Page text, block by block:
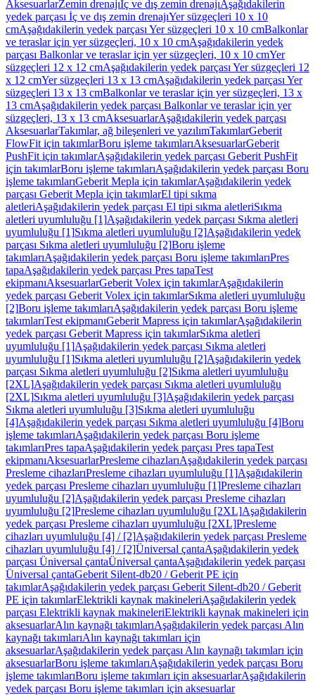
AksesuarlarZemin drenajıİç ve dış zemin drenajıAşağıdakilerin
yedek parçası İç ve dış zemin drenajıYer süzgeçleri 10 x 10
cmAşağıdakilerin yedek parçası Yer süzgeçleri 10 x 10 cmBalkonlar
ve teraslar için yer süzgeçleri, 10 x 10 cmAşağıdakilerin yedek
parçası Balkonlar ve teraslar için yer süzgeçleri, 10 x 10 cmYer
süzgeçleri 12 x 12 cmAşağıdakilerin yedek parçası Yer süzgeçleri 12
x 12 cmYer süzgeçleri 13 x 13 cmAşağıdakilerin yedek parçası Yer
süzgeçleri 13 x 13 cmBalkonlar ve teraslar için yer süzgeçleri, 13 x
13 cmAşağıdakilerin yedek parçası Balkonlar ve teraslar için yer
süzgeçleri, 13 x 13 cmAksesuarlarAşağıdakilerin yedek parçası
AksesuarlarTakımlar, ağ bileşenleri ve yazılımTakımlarGeberit
FlowFit için takımlarBoru işleme takımlarıAksesuarlarGeberit
PushFit için takımlarAşağıdakilerin yedek parçası Geberit PushFit
için takımlarBoru işleme takımlarıAşağıdakilerin yedek parçası Boru
işleme takımlarıGeberit Mepla için takımlarAşağıdakilerin yedek
parçası Geberit Mepla için takımlarEl tipi sıkma
aletleriAşağıdakilerin yedek parçası El tipi sıkma aletleriSıkma
aletleri uyumluluğu [1]Aşağıdakilerin yedek parçası Sıkma aletleri
uyumluluğu [1]Sıkma aletleri uyumluluğu [2]Aşağıdakilerin yedek
parçası Sıkma aletleri uyumluluğu [2]Boru işleme
takımlarıAşağıdakilerin yedek parçası Boru işleme takımlarıPres
tapaAşağıdakilerin yedek parçası Pres tapaTest
ekipmanıAksesuarlarGeberit Volex için takımlarAşağıdakilerin
yedek parçası Geberit Volex için takımlarSıkma aletleri uyumluluğu
[2]Boru işleme takımlarıAşağıdakilerin yedek parçası Boru işleme
takımlarıTest ekipmanıGeberit Mapress için takımlarAşağıdakilerin
yedek parçası Geberit Mapress için takımlarSıkma aletleri
uyumluluğu [1]Aşağıdakilerin yedek parçası Sıkma aletleri
uyumluluğu [1]Sıkma aletleri uyumluluğu [2]Aşağıdakilerin yedek
parçası Sıkma aletleri uyumluluğu [2]Sıkma aletleri uyumluluğu
[2XL]Aşağıdakilerin yedek parçası Sıkma aletleri uyumluluğu
[2XL]Sıkma aletleri uyumluluğu [3]Aşağıdakilerin yedek parçası
Sıkma aletleri uyumluluğu [3]Sıkma aletleri uyumluluğu
[4]Aşağıdakilerin yedek parçası Sıkma aletleri uyumluluğu [4]Boru
işleme takımlarıAşağıdakilerin yedek parçası Boru işleme
takımlarıPres tapaAşağıdakilerin yedek parçası Pres tapaTest
ekipmanıAksesuarlarPresleme cihazlarıAşağıdakilerin yedek parçası
Presleme cihazlarıPresleme cihazları uyumluluğu [1]Aşağıdakilerin
yedek parçası Presleme cihazları uyumluluğu [1]Presleme cihazları
uyumluluğu [2]Aşağıdakilerin yedek parçası Presleme cihazları
uyumluluğu [2]Presleme cihazları uyumluluğu [2XL]Aşağıdakilerin
yedek parçası Presleme cihazları uyumluluğu [2XL]Presleme
cihazları uyumluluğu [4] / [2]Aşağıdakilerin yedek parçası Presleme
cihazları uyumluluğu [4] / [2]Üniversal çantaAşağıdakilerin yedek
parçası Üniversal çantaÜniversal çantaAşağıdakilerin yedek parçası
Üniversal çantaGeberit Silent-db20 / Geberit PE için
takımlarAşağıdakilerin yedek parçası Geberit Silent-db20 / Geberit
PE için takımlarElektrikli kaynak makineleriAşağıdakilerin yedek
parçası Elektrikli kaynak makineleriElektrikli kaynak makineleri için
aksesuarlarAlın kaynağı takımlarıAşağıdakilerin yedek parçası Alın
kaynağı takımlarıAlın kaynağı takımları için
aksesuarlarAşağıdakilerin yedek parçası Alın kaynağı takımları için
aksesuarlarBoru işleme takımlarıAşağıdakilerin yedek parçası Boru
işleme takımlarıBoru işleme takımları için aksesuarlarAşağıdakilerin
yedek parçası Boru işleme takımları için aksesuarlar